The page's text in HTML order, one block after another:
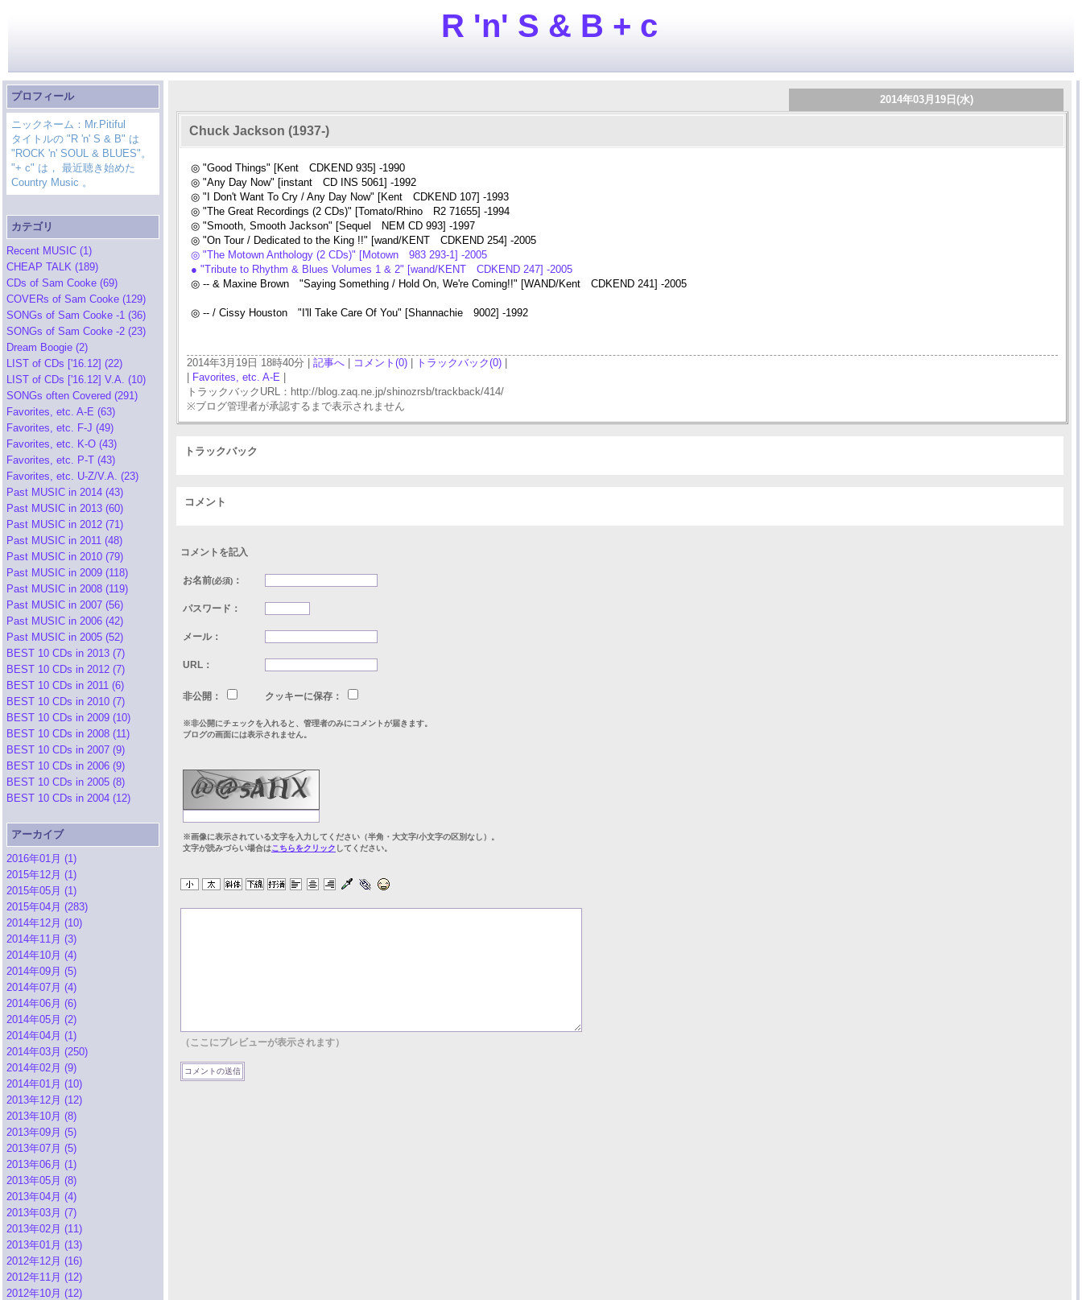
R 'n' S & B + c
プロフィール
ニックネーム：Mr.Pitiful
タイトルの "R 'n' S & B" は
"ROCK 'n' SOUL & BLUES"。
"+ c" は， 最近聴き始めた
Country Music 。
カテゴリ
Recent MUSIC (1)
CHEAP TALK (189)
CDs of Sam Cooke (69)
COVERs of Sam Cooke (129)
SONGs of Sam Cooke -1 (36)
SONGs of Sam Cooke -2 (23)
Dream Boogie (2)
LIST of CDs ['16.12] (22)
LIST of CDs ['16.12] V.A. (10)
SONGs often Covered (291)
Favorites, etc. A-E (63)
Favorites, etc. F-J (49)
Favorites, etc. K-O (43)
Favorites, etc. P-T (43)
Favorites, etc. U-Z/V.A. (23)
Past MUSIC in 2014 (43)
Past MUSIC in 2013 (60)
Past MUSIC in 2012 (71)
Past MUSIC in 2011 (48)
Past MUSIC in 2010 (79)
Past MUSIC in 2009 (118)
Past MUSIC in 2008 (119)
Past MUSIC in 2007 (56)
Past MUSIC in 2006 (42)
Past MUSIC in 2005 (52)
BEST 10 CDs in 2013 (7)
BEST 10 CDs in 2012 (7)
BEST 10 CDs in 2011 (6)
BEST 10 CDs in 2010 (7)
BEST 10 CDs in 2009 (10)
BEST 10 CDs in 2008 (11)
BEST 10 CDs in 2007 (9)
BEST 10 CDs in 2006 (9)
BEST 10 CDs in 2005 (8)
BEST 10 CDs in 2004 (12)
アーカイブ
2016年01月 (1)
2015年12月 (1)
2015年05月 (1)
2015年04月 (283)
2014年12月 (10)
2014年11月 (3)
2014年10月 (4)
2014年09月 (5)
2014年07月 (4)
2014年06月 (6)
2014年05月 (2)
2014年04月 (1)
2014年03月 (250)
2014年02月 (9)
2014年01月 (10)
2013年12月 (12)
2013年10月 (8)
2013年09月 (5)
2013年07月 (5)
2013年06月 (1)
2013年05月 (8)
2013年04月 (4)
2013年03月 (7)
2013年02月 (11)
2013年01月 (13)
2012年12月 (16)
2012年11月 (12)
2012年10月 (12)
2014年03月19日(水)
Chuck Jackson (1937-)
◎ "Good Things" [Kent CDKEND 935] -1990
◎ "Any Day Now" [instant CD INS 5061] -1992
◎ "I Don't Want To Cry / Any Day Now" [Kent CDKEND 107] -1993
◎ "The Great Recordings (2 CDs)" [Tomato/Rhino R2 71655] -1994
◎ "Smooth, Smooth Jackson" [Sequel NEM CD 993] -1997
◎ "On Tour / Dedicated to the King !!" [wand/KENT CDKEND 254] -2005
◎ "The Motown Anthology (2 CDs)" [Motown 983 293-1] -2005
● "Tribute to Rhythm & Blues Volumes 1 & 2" [wand/KENT CDKEND 247] -2005
◎ -- & Maxine Brown "Saying Something / Hold On, We're Coming!!" [WAND/Kent CDKEND 241] -2005
◎ -- / Cissy Houston "I'll Take Care Of You" [Shannachie 9002] -1992
2014年3月19日 18時40分 | 記事へ コメント(0) トラックバック(0)
Favorites, etc. A-E
トラックバックURL：http://blog.zaq.ne.jp/shinozrsb/trackback/414/
※ブログ管理者が承認するまで表示されません
トラックバック
コメント
コメントを記入
お名前(必須) ：
パスワード：
メール：
URL：
非公開： クッキーに保存：
※非公開にチェックを入れると、管理者のみにコメントが届きます。
ブログの画面には表示されません。
※画像に表示されている文字を入力してください（半角・大文字/小文字の区別なし）。
文字が読みづらい場合はこちらをクリック してください。
（ここにプレビューが表示されます）